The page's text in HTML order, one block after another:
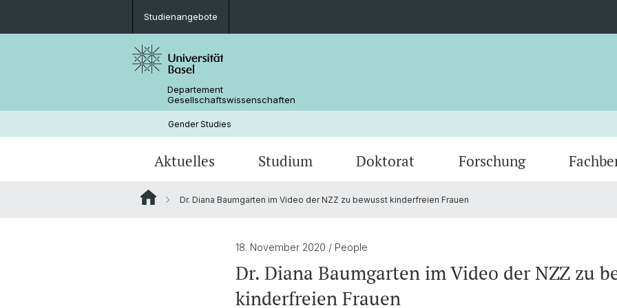
Studienangebote
Departement
Gesellschaftswissenschaften
Gender Studies
Aktuelles Studium
Prüfungen & Schriftliche Arbeiten
Doktorat Forschung
Dr. Diana Baumgarten im Video der NZZ zu bewusst kinderfreien Frauen
18. November 2020 / People
Dr. Diana Baumgarten im Video der NZZ zu
kinderfreien Frauen